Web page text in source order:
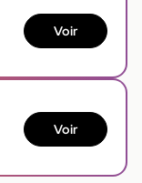
Voir
Voir